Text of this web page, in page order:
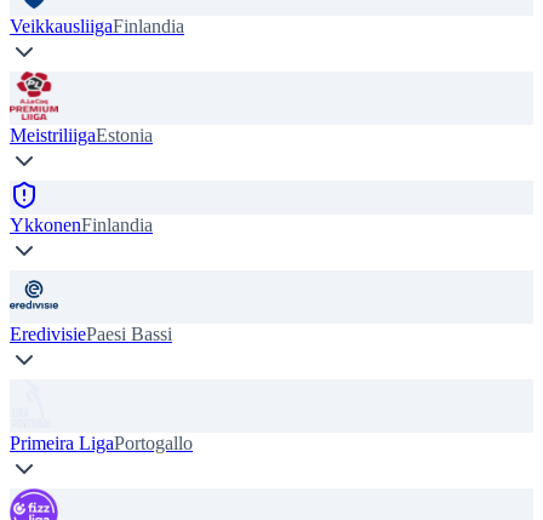
VeikkausliigaFinlandia
MeistriliigaEstonia
YkkonenFinlandia
EredivisiePaesi Bassi
Primeira LigaPortogallo